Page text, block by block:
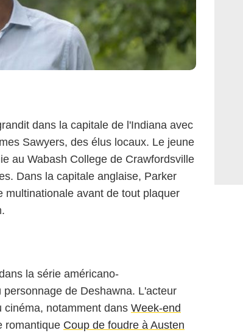
dans la capitale de l'Indiana avec
Sawyers, des élus locaux. Le jeune
au Wabash College de Crawfordsville
Dans la capitale anglaise, Parker
avant de tout plaquer
la série américano-
personnage de Deshawna. L'acteur
notamment dans Week-end
romantique Coup de foudre à Austen